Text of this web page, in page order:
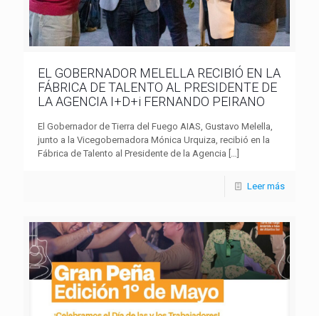
EL GOBERNADOR MELELLA RECIBIÓ EN LA
FÁBRICA DE TALENTO AL PRESIDENTE DE
LA AGENCIA I+D+i FERNANDO PEIRANO
El Gobernador de Tierra del Fuego AIAS, Gustavo Melella,
junto a la Vicegobernadora Mónica Urquiza, recibió en la
Fábrica de Talento al Presidente de la Agencia […]
Leer más